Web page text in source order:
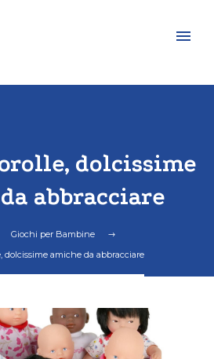
dolcissime
abbracciare
Giochi per Bambine
dolcissime amiche da abbracciare